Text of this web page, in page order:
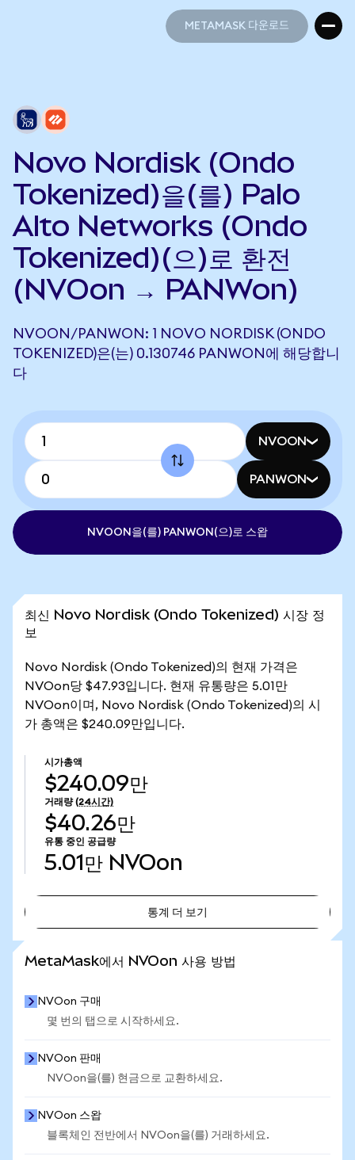
METAMASK 다운로드
Novo Nordisk (Ondo
Tokenized)을(를) Palo
Alto Networks (Ondo
Tokenized)(으)로 환전
(NVOon → PANWon)
NVOON/PANWON: 1 NOVO NORDISK (ONDO
TOKENIZED)은(는) 0.130746 PANWON에 해당합니
다
NVOON
PANWON
NVOON을(를) PANWON(으)로 스왑
최신 Novo Nordisk (Ondo Tokenized) 시장 정
보
Novo Nordisk (Ondo Tokenized)의 현재 가격은
NVOon당 $47.93입니다. 현재 유통량은 5.01만
NVOon이며, Novo Nordisk (Ondo Tokenized)의 시
가 총액은 $240.09만입니다.
시가총액
$240.09만
거래량 (24시간)
$40.26만
유통 중인 공급량
5.01만 NVOon
통계 더 보기
MetaMask에서 NVOon 사용 방법
NVOon 구매
몇 번의 탭으로 시작하세요.
NVOon 판매
NVOon을(를) 현금으로 교환하세요.
NVOon 스왑
블록체인 전반에서 NVOon을(를) 거래하세요.